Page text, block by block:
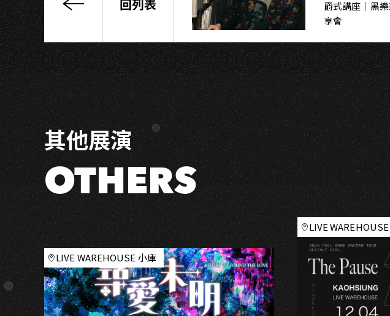
＆
克
里
夫
回列表
爵式講座｜黑
享會
其他展演
OTHERS
LIVE WAREHOUSE 小庫
LIVE